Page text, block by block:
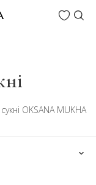
Wishlist
OKSANA MUKHA